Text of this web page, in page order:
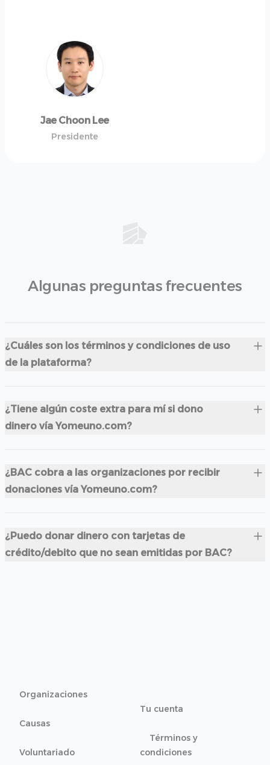
Jae Choon Lee
Presidente
Algunas preguntas frecuentes
¿Cuáles son los términos y condiciones de uso
de la plataforma?
¿Tiene algún coste extra para mí si dono
dinero vía Yomeuno.com?
¿BAC cobra a las organizaciones por recibir
donaciones vía Yomeuno.com?
¿Puedo donar dinero con tarjetas de
crédito/debito que no sean emitidas por BAC?
Organizaciones
Causas
Voluntariado
Tu cuenta
Términos y
condiciones